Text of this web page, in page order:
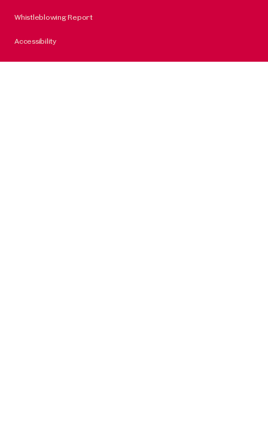
Whistleblowing Report
Accessibility